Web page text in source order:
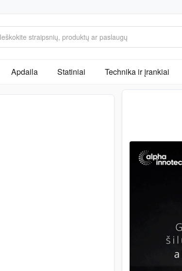
Apdaila Statiniai Technika ir įrankiai